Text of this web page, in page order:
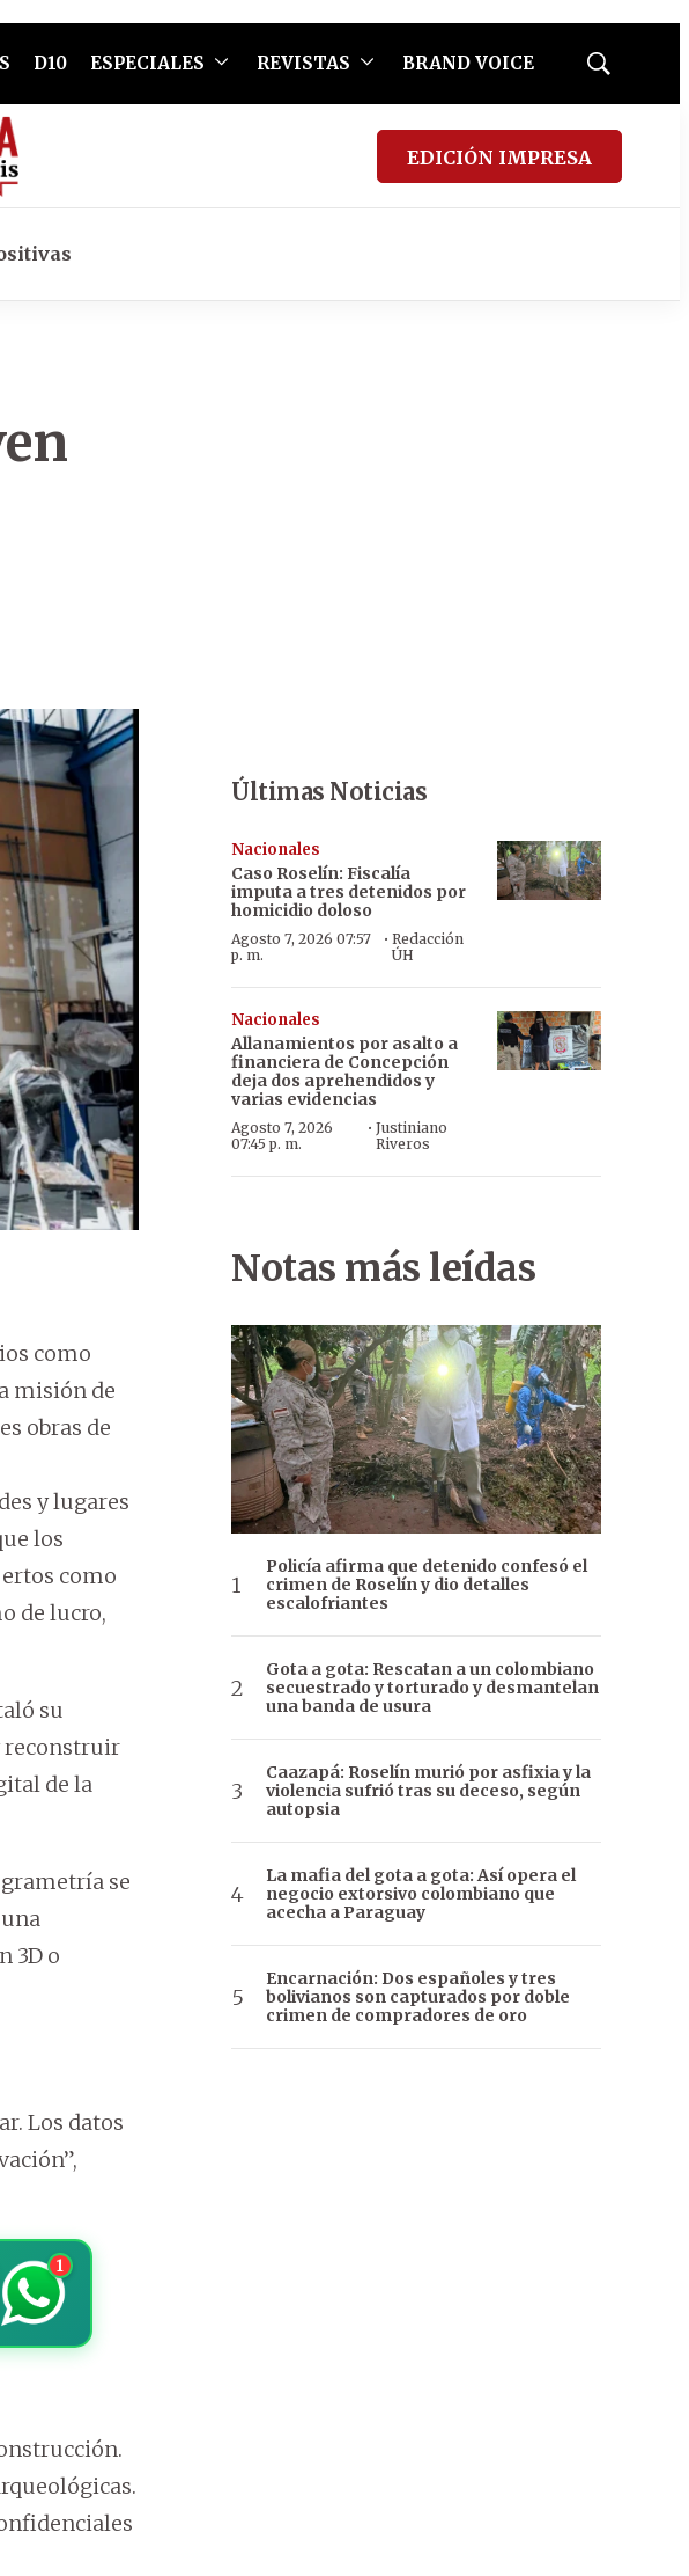
D10 ESPECIALES REVISTAS BRAND VOICE
Mostrar
EDICIÓN IMPRESA
como
misión de
obras de
y lugares
los
como
de lucro,
su
reconstruir
de la
se
3D o
Los datos
1
Últimas Noticias
Nacionales
Caso Roselín: Fiscalía
imputa a tres detenidos por
homicidio doloso
Agosto 7, 2026 07:57
p. m.
· Redacción
ÚH
Nacionales
Allanamientos por asalto a
financiera de Concepción
deja dos aprehendidos y
varias evidencias
Agosto 7, 2026
07:45 p. m.
·Justiniano
Riveros
Notas más leídas
Policía afirma que detenido confesó el
crimen de Roselín y dio detalles
escalofriantes
Gota a gota: Rescatan a un colombiano
secuestrado y torturado y desmantelan
una banda de usura
Caazapá: Roselín murió por asfixia y la
violencia sufrió tras su deceso, según
autopsia
La mafia del gota a gota: Así opera el
negocio extorsivo colombiano que
acecha a Paraguay
Encarnación: Dos españoles y tres
bolivianos son capturados por doble
crimen de compradores de oro